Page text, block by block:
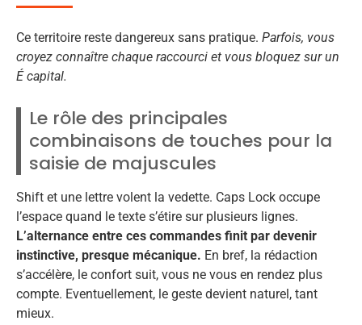
Ce territoire reste dangereux sans pratique. Parfois, vous
croyez connaître chaque raccourci et vous bloquez sur un
É capital.
Le rôle des principales
combinaisons de touches pour la
saisie de majuscules
Shift et une lettre volent la vedette. Caps Lock occupe
l’espace quand le texte s’étire sur plusieurs lignes.
L’alternance entre ces commandes finit par devenir
instinctive, presque mécanique. En bref, la rédaction
s’accélère, le confort suit, vous ne vous en rendez plus
compte. Eventuellement, le geste devient naturel, tant
mieux.